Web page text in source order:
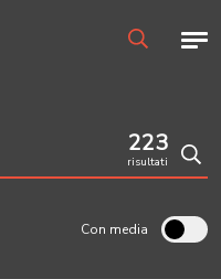
223
risultati
Con media